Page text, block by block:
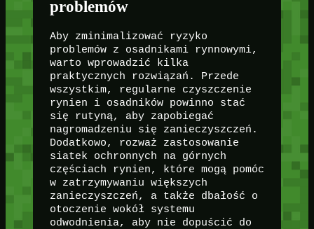
problemów
Aby zminimalizować ryzyko
problemów z osadnikami rynnowymi,
warto wprowadzić kilka
praktycznych rozwiązań. Przede
wszystkim, regularne czyszczenie
rynien i osadników powinno stać
się rutyną, aby zapobiegać
nagromadzeniu się zanieczyszczeń.
Dodatkowo, rozważ zastosowanie
siatek ochronnych na górnych
częściach rynien, które mogą pomóc
w zatrzymywaniu większych
zanieczyszczeń, a także dbałość o
otoczenie wokół systemu
odwodnienia, aby nie dopuścić do